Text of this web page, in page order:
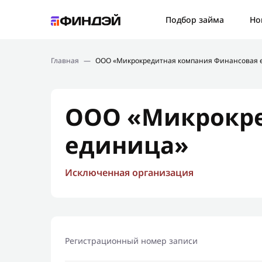
Подбор займа
Новости
Главная — ООО «Микрокредитная компания Финансовая
ООО
единица»
Исключенная организация
Регистрационный номер записи